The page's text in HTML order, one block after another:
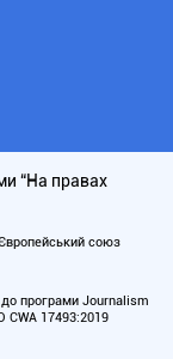
“На правах
союз
програми Journalism
CWA 17493:2019